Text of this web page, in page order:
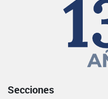
Secciones